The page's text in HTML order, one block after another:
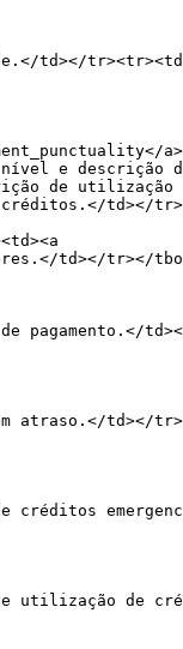
td></
e descrição
de
td></
td></tr></
pagamento.</
atraso.</td></
créditos
de utilização de